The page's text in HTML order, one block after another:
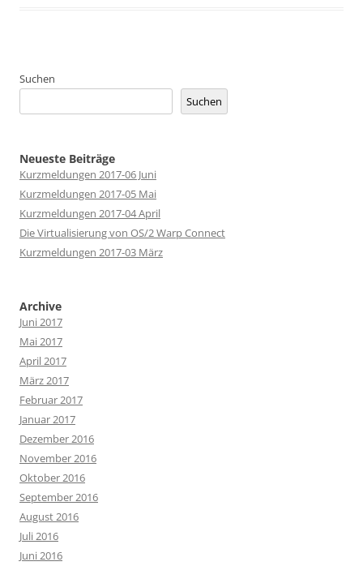
Suchen
Suchen
Neueste Beiträge
Kurzmeldungen 2017-06 Juni
Kurzmeldungen 2017-05 Mai
Kurzmeldungen 2017-04 April
Die Virtualisierung von OS/2 Warp Connect
Kurzmeldungen 2017-03 März
Archive
Juni 2017
Mai 2017
April 2017
März 2017
Februar 2017
Januar 2017
Dezember 2016
November 2016
Oktober 2016
September 2016
August 2016
Juli 2016
Juni 2016